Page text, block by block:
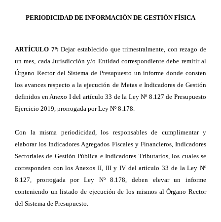
PERIODICIDAD DE INFORMACIÓN DE GESTIÓN FÍSICA
ARTÍCULO 7º:Dejar establecido que trimestralmente, con rezago de
un mes, cada Jurisdicción y/o Entidad correspondiente debe remitir al
Órgano Rector del Sistema de Presupuesto un informe donde consten
los avances respecto a la ejecución de Metas e Indicadores de Gestión
definidos en Anexo I del artículo 33 de la Ley Nº 8.127 de Presupuesto
Ejercicio 2019, prorrogada por Ley Nº 8.178.
Con la misma periodicidad, los responsables de cumplimentar y
elaborar los Indicadores Agregados Fiscales y Financieros, Indicadores
Sectoriales de Gestión Pública e Indicadores Tributarios, los cuales se
corresponden con los Anexos II, III y IV del artículo 33 de la Ley Nº
8.127, prorrogada por Ley Nº 8.178, deben elevar un informe
conteniendo un listado de ejecución de los mismos al Órgano Rector
del Sistema de Presupuesto.